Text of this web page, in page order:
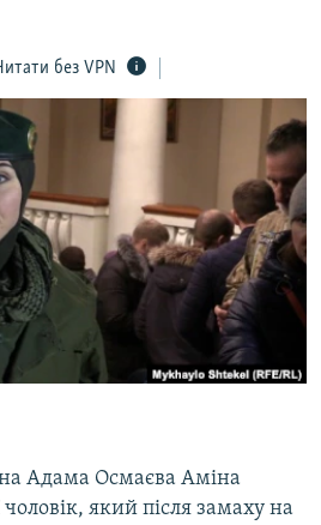
без VPN
Адама Осмаєва Аміна
чоловік, який після замаху на